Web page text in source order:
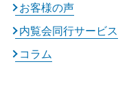
お客様の声
内覧会同行サービス
コラム